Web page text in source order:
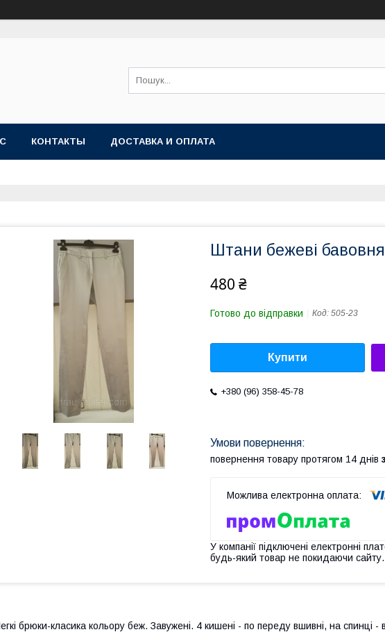
КОНТАКТЫ ДОСТАВКА И ОПЛАТА
Штани бежеві
480 ₴
Готово до відправки Код: 505-23
Купити
+380 (96) 358-45-78
повернення товару протягом 14 днів
У компанії підключені електронні
будь-який товар не покидаючи сайту.
брюки-класика кольору беж. Завужені. 4 кишені - по переду вшивні, на спинці -